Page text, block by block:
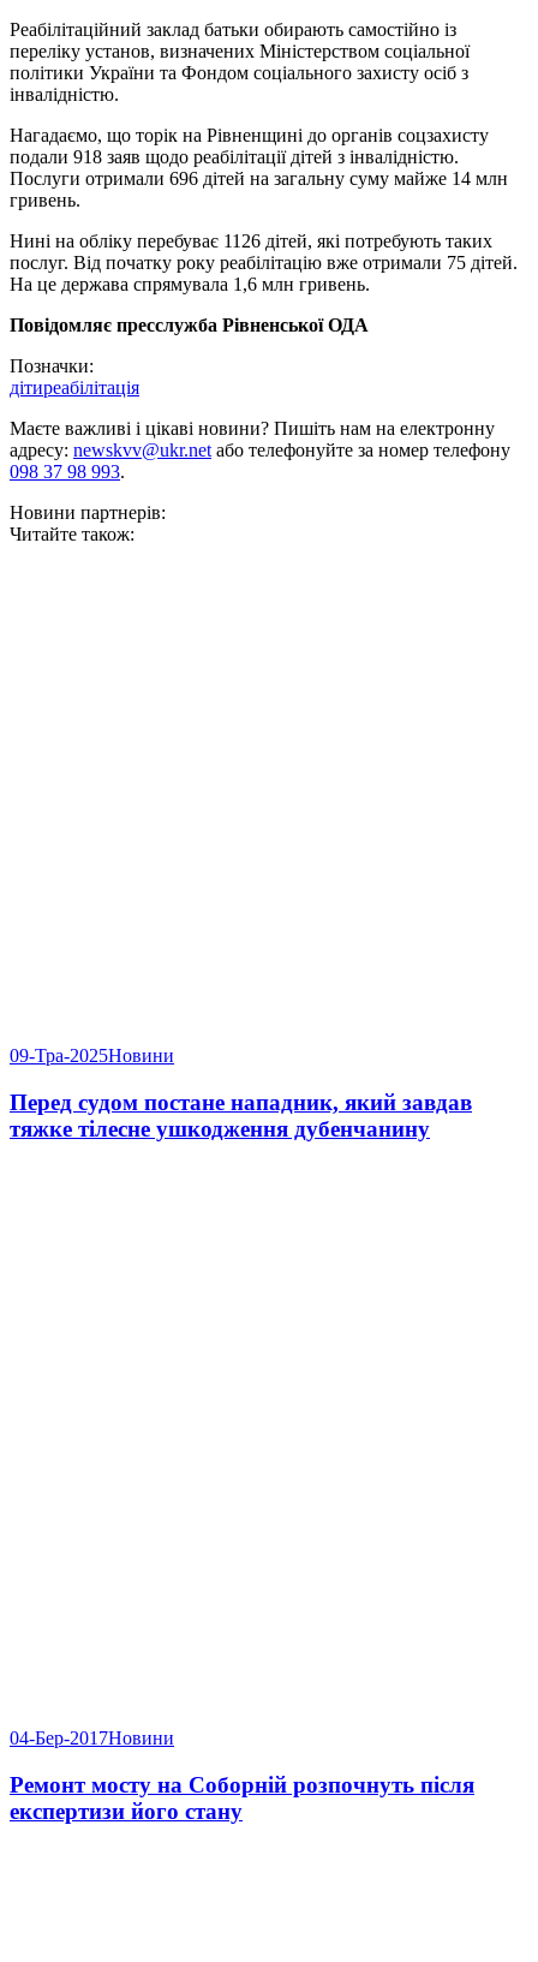
Реабілітаційний заклад батьки обирають самостійно із
переліку установ, визначених Міністерством соціальної
політики України та Фондом соціального захисту осіб з
інвалідністю.
Нагадаємо, що торік на Рівненщині до органів соцзахисту
подали 918 заяв щодо реабілітації дітей з інвалідністю.
Послуги отримали 696 дітей на загальну суму майже 14 млн
гривень.
Нині на обліку перебуває 1126 дітей, які потребують таких
послуг. Від початку року реабілітацію вже отримали 75 дітей.
На це держава спрямувала 1,6 млн гривень.
Повідомляє пресслужба Рівненської ОДА
Позначки:
дітиреабілітація
Маєте важливі і цікаві новини? Пишіть нам на електронну
адресу: newskvv@ukr.net або телефонуйте за номер телефону
098 37 98 993.
Новини партнерів:
Читайте також:
09-Тра-2025Новини
Перед судом постане нападник, який завдав
тяжке тілесне ушкодження дубенчанину
04-Бер-2017Новини
Ремонт мосту на Соборній розпочнуть після
експертизи його стану